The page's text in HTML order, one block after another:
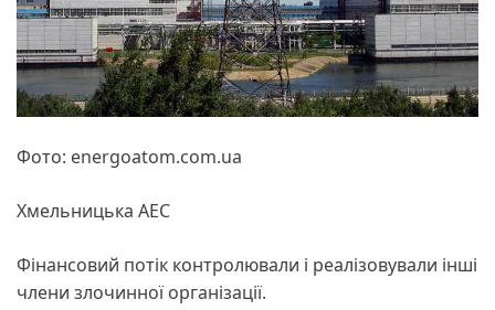
Фото: energoatom.com.ua
Хмельницька АЕС
Фінансовий потік контролювали і реалізовували інші
члени злочинної організації.